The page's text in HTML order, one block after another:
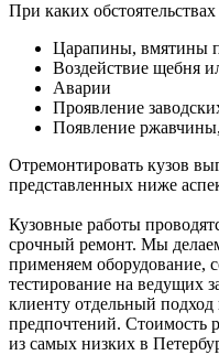
При каких
Царапины, вмятины
Воздействие щебня
Аварии
Проявление
Появление
Отремонтировать кузов
представленных ниже
Кузовные работы
срочный ремонт. Мы
применяем оборудование,
тестирование на ведущих
клиенту отдельный
предпочтений. Стоимость
из самых низких в